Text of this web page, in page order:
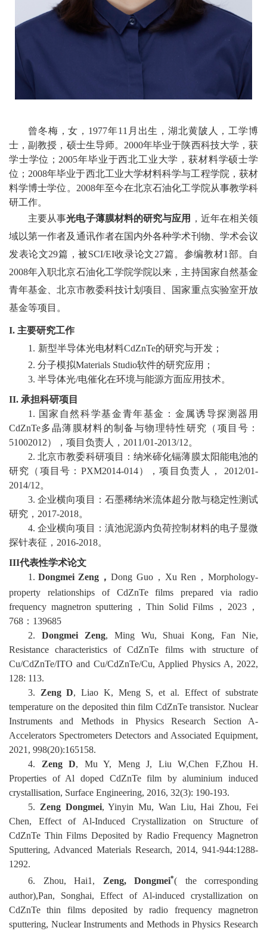
育
教
学
师
资
伍
学
研
园
生
合
作
交
流
曾冬梅 ，女， 1977年11 月出生，湖北黄陂 人，工学博
士，副教授，硕士生导师。 2000年毕业于陕西科技大学，获
学士学位； 2005年毕业于西北工业大学，获材料学硕士学
位； 2008年毕业于西北工业大学材料科学与工程学院，获材
料学博士学位。 2008年至今在北京石油化工学院从事教学科
研工作。
主要从事光电子薄膜材料的研究与应用
，近年在相关领
域以第一作者及通讯作者在国内外各种学术刊物、学术会议
发表论文29篇，被SCI/EI收录论文27篇。 参编教材1部。
自
2008年入职北京石油化工学院学院以来， 主持国家自然基金
青年基金 、北京市教委科技计划项目 、国家重点实验室开放
基金等项目 。
I. 主要研究工作
1. 新型半导体光电材料CdZnTe的研究与开发 ；
2. 分子模拟Materials Studio软件的研究应用 ；
3. 半导体光/电催化在环境与能源方面应用技术。
II. 承担科研项目
1. 国家自然科学基金青年基金 ： 金属诱导探测器用
CdZnTe多晶薄膜材料的制备与物理特性研究
（项目号：
51002012），项目负责人， 2011/01-2013/12。
2. 北京市教委科研项目 ： 纳米碲化镉薄膜太阳能电池的
研究
（项目号： PXM2014-014） ，项目负责人，
2012/01-
2014/12。
3. 企业横向项目： 石墨稀纳米流体超分散与稳定性测试
研究， 2017-2018。
4.企业横向项目： 滇池泥源内负荷控制材料的电子显微
探针表征 ， 2016-2018。
III代表性学术论文
1 . Dongmei Zeng ，Dong Guo， Xu Ren ，Morphology-
property relationships of CdZnTe films prepared via radio
frequency magnetron sputtering ，Thin Solid Films ， 2023，
768 ： 139685
2. Dongmei Zeng, Ming Wu, Shuai Kong,Fan Nie,
Resistance characteristics of CdZnTe films with structure of
Cu/CdZnTe/ITO and Cu/CdZnTe/Cu, Applied Physics A, 2022,
128: 113.
3. Zeng D, Liao K, Meng S, et al. Effect of substrate
temperature on the deposited thin film CdZnTe transistor. Nuclear
Instruments and Methods in Physics Research Section A-
Accelerators Spectrometers Detectors and Associated Equipment,
2021, 998(20):165158.
4. Zeng D, Mu Y, Meng J, Liu W,Chen F,Zhou H.
Properties of Al doped CdZnTe film by aluminium induced
crystallisation, Surface Engineering, 2016, 32(3): 190-193.
5. Zeng Dongmei, Yinyin Mu, Wan Liu, Hai Zhou, Fei
Chen, Effect of Al-Induced Crystallization on Structure of
CdZnTe Thin Films Deposited by Radio Frequency Magnetron
Sputtering, Advanced Materials Research, 2014, 941-944:1288-
1292.
6. Zhou, Hai1, Zeng, Dongmei*( the corresponding
author),Pan, Songhai,Effect of Al-induced crystallization on
CdZnTe thin films
deposited by radio frequency magnetron
sputtering, Nuclear Instruments and Methods in Physics Research